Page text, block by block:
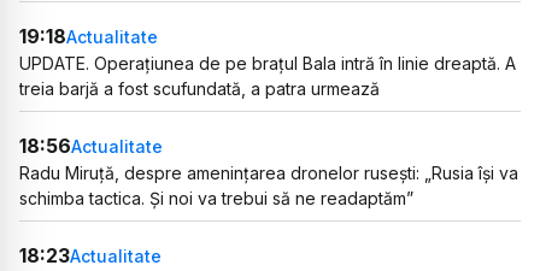
19:18Actualitate
UPDATE. Operațiunea de pe brațul Bala intră în linie dreaptă. A
treia barjă a fost scufundată, a patra urmează
18:56Actualitate
Radu Miruță, despre amenințarea dronelor rusești: „Rusia își va
schimba tactica. Și noi va trebui să ne readaptăm”
18:23Actualitate